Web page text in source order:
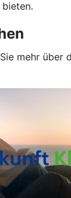
mehr über